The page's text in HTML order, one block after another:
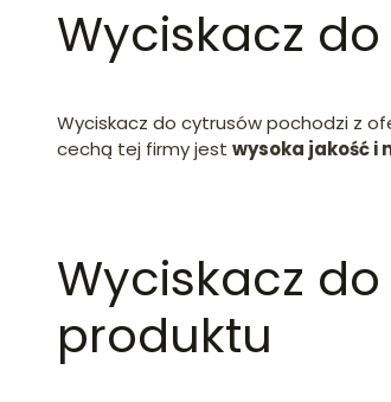
Wyciskacz
Wyciskacz do cytrusów pochodzi z
cechą tej firmy jest wysoka jakość i
Wyciskacz
produktu